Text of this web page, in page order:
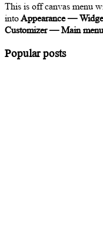
This is off canvas menu
intoAppearance —
Customizer — Main menu
Popular posts